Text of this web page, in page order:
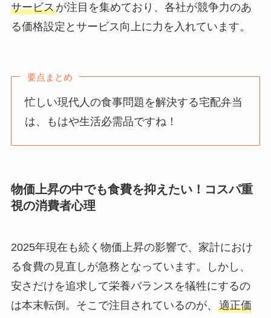
サービスが注目を集めており、各社が競争力のあ
る価格設定とサービス向上に力を入れています。
要点まとめ
忙しい現代人の食事問題を解決する宅配弁当
は、もはや生活必需品ですね！
物価上昇の中でも食費を抑えたい！コスパ重
視の消費者心理
2025年現在も続く物価上昇の影響で、家計におけ
る食費の見直しが急務となっています。しかし、
安さだけを追求して栄養バランスを犠牲にするの
は本末転倒。そこで注目されているのが、 適正価